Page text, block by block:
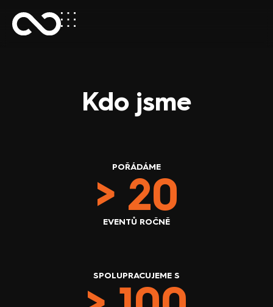
Kdo jsme
POŘÁDÁME
> 20
EVENTŮ ROČNĚ
SPOLUPRACUJEME S